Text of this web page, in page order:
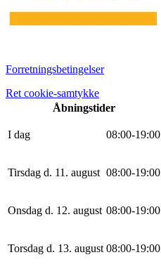
Forretningsbetingelser
Ret cookie-samtykke
Åbningstider
I dag 08:00-19:00
Tirsdag d. 11. august 08:00-19:00
Onsdag d. 12. august 08:00-19:00
Torsdag d. 13. august 08:00-19:00